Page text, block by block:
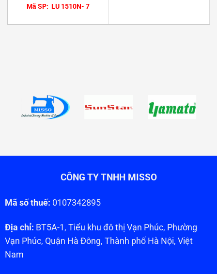
Mã SP: LU 1510N- 7
CÔNG TY TNHH MISSO
Mã số thuế: 0107342895
Địa chỉ: BT5A-1, Tiểu khu đô thị Vạn Phúc, Phường
Vạn Phúc, Quận Hà Đông, Thành phố Hà Nội, Việt
Nam